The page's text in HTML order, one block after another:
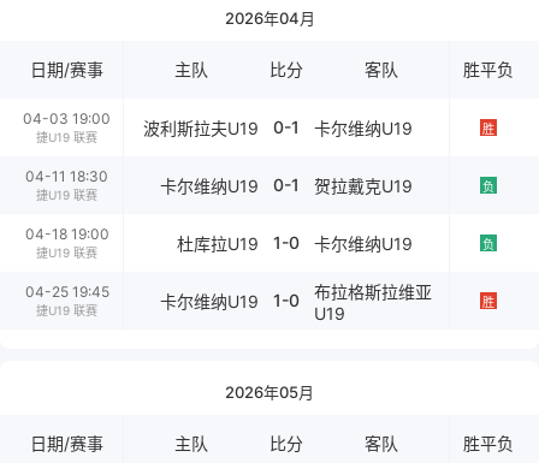
2026年04月
日期/赛事 主队 比分 客队 胜平负
04-03 19:00
捷U19 联赛 波利斯拉夫U19 0-1 卡尔维纳U19 胜
04-11 18:30
捷U19 联赛 卡尔维纳U19 0-1 贺拉戴克U19 负
04-18 19:00
捷U19 联赛 杜库拉U19 1-0 卡尔维纳U19 负
04-25 19:45
捷U19 联赛 卡尔维纳U19 1-0
布拉格斯拉维亚
U19
胜
2026年05月
日期/赛事 主队 比分 客队 胜平负